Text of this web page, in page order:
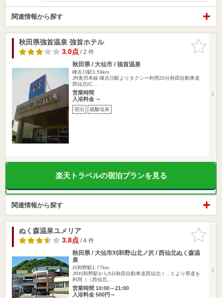
関連情報から探す
お気に入
りに追加
秋田県強首温泉 強首ホテル
3.0点/ 2 件
秋田県 / 大仙市 / 強首温泉
峰吉川駅3.59km
JR奥羽本線 峰吉川駅よりタクシー利用20分秋田自動車道
西仙北IC…
営業時間
入浴料金 ～
宿泊 硫酸塩泉
楽天トラベルの宿泊プランを見る
関連情報から探す
お気に入
りに追加
ぬく森温泉ユメリア
3.8点/ 4 件
秋田県 / 大仙市刈和野山北ノ沢 / 西仙北ぬく森温
泉
刈和野駅1.77km
JR刈和野駅から5分秋田自動車道西仙北Ｉ．Ｃより県道を
利用（（西仙北…
営業時間 10:00～21:00
入浴料金 500円～